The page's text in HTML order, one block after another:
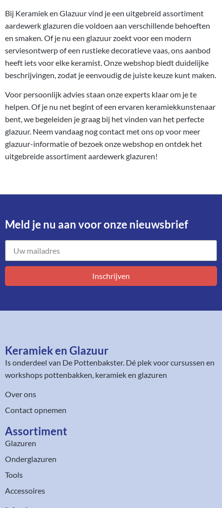
Bij Keramiek en Glazuur vind je een uitgebreid assortiment
aardewerk glazuren die voldoen aan verschillende behoeften
en smaken. Of je nu een glazuur zoekt voor een modern
serviesontwerp of een rustieke decoratieve vaas, ons aanbod
heeft iets voor elke keramist. Onze webshop biedt duidelijke
beschrijvingen, zodat je eenvoudig de juiste keuze kunt maken.
Voor persoonlijk advies staan onze experts klaar om je te
helpen. Of je nu net begint of een ervaren keramiekkunstenaar
bent, we begeleiden je graag bij het vinden van het perfecte
glazuur. Neem vandaag nogcontact met ons op voor meer
glazuur-informatieof bezoek onze webshop en ontdek het
uitgebreide assortiment aardewerk glazuren!
Meld je nu aan voor onze nieuwsbrief​
Inschrijven
Keramiek en Glazuur​
Is onderdeel van De Pottenbakster. Dé plek voor cursussen en
workshops pottenbakken, keramiek en glazuren
Over ons
Contact opnemen
Assortiment​
Glazuren
Onderglazuren
Tools
Accessoires